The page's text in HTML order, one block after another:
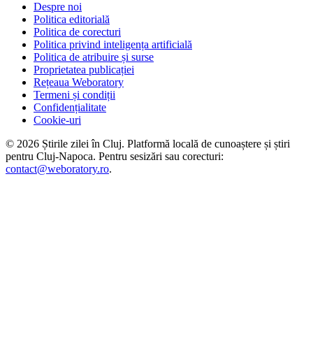
Despre noi
Politica editorială
Politica de corecturi
Politica privind inteligența artificială
Politica de atribuire și surse
Proprietatea publicației
Rețeaua Weboratory
Termeni și condiții
Confidențialitate
Cookie-uri
© 2026 Știrile zilei în Cluj. Platformă locală de cunoaștere și știri
pentru Cluj-Napoca. Pentru sesizări sau corecturi:
contact@weboratory.ro.